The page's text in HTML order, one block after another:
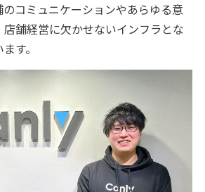
コミュニケーションやあらゆる意
舗経営に欠かせないインフラとな
す。